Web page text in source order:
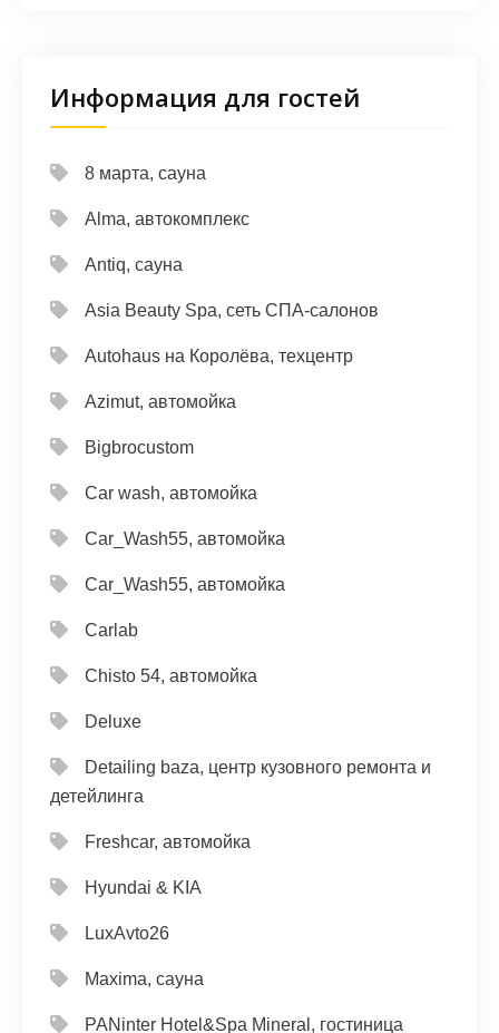
Информация для гостей
8 марта, сауна
Alma, автокомплекс
Antiq, сауна
Asia Beauty Spa, сеть СПА-салонов
Autohaus на Королёва, техцентр
Azimut, автомойка
Bigbrocustom
Car wash, автомойка
Car_Wash55, автомойка
Car_Wash55, автомойка
Carlab
Chisto 54, автомойка
Deluxe
Detailing baza, центр кузовного ремонта и
детейлинга
Freshcar, автомойка
Hyundai & KIA
LuxAvto26
Maxima, сауна
PANinter Hotel&Spa Mineral, гостиница